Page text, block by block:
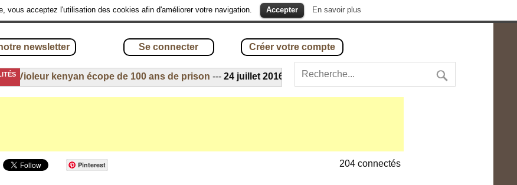
vous acceptez l'utilisation des cookies afin d'améliorer votre navigation. Accepter En savoir plus
newsletter Se connecter Créer votre compte
kenyan écope de 100 ans de prison---24 juillet 2016-Chocomeet : rencontre contre la discrimination
Pinterest 204connectés